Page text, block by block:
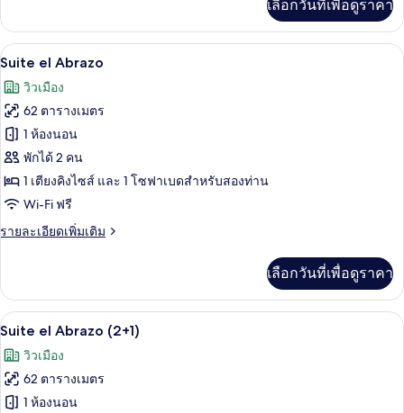
เกี่ยว
กับ
ห้อง
สวี
ท
(2+1)
เลือกวันที่เพื่อดูราคา
เปิด
ภาพถ่าย
ทั้งหมด
ของ
Suite
el
Abrazo
13
Suite el Abrazo
วิวเมือง
62 ตารางเมตร
1 ห้องนอน
พักได้ 2 คน
1 เตียงคิงไซส์ และ 1 โซฟาเบดสำหรับสองท่าน
Wi-Fi ฟรี
รายละเอียดเพิ่มเติม
ราย
เกี่ยว
กับ
Suite
Abrazo
เลือกวันที่เพื่อดูราคา
เปิด
ภาพถ่าย
ทั้งหมด
ของ
13
Suite el Abrazo (2+1)
วิวเมือง
62 ตารางเมตร
1 ห้องนอน